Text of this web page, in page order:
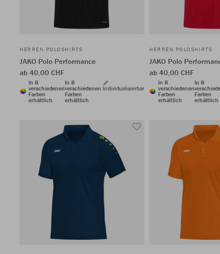
HERREN POLOSHIRTS
JAKO Polo Performance
ab 40,00 CHF
In 8
verschiedenen
Farben
erhältlich
In 8
verschiedenen
Farben
erhältlich
Individualisierbar
HERREN POLOSHIRTS
JAKO Polo
ab 40,00 CHF
In 8
verschiedenen
Farben
erhältlich
In 8
Farben
erhältlich